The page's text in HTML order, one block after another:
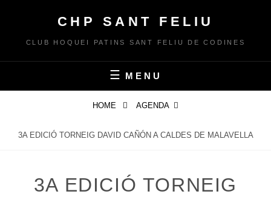
content
CHP SANT FELIU
CLUB HOQUEI PATINS SANT FELIU DE CODINES
MENU
HOME AGENDA
3A EDICIÓ TORNEIG DAVID CAÑÓN A CALDES DE MALAVELLA
3A EDICIÓ TORNEIG